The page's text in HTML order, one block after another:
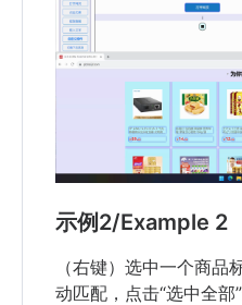
示例2/Example 2
（右键）选中一个商品
动匹配，点击“选中全部